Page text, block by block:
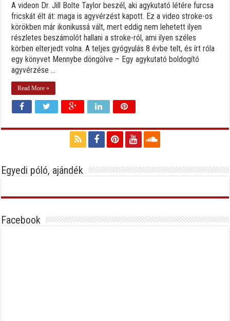
A videon Dr. Jill Bolte Taylor beszél, aki agykutató létére furcsa
fricskát élt át: maga is agyvérzést kapott. Ez a video stroke-os
körökben már ikonikussá vált, mert eddig nem lehetett ilyen
részletes beszámolót hallani a stroke-ról, ami ilyen széles
körben elterjedt volna. A teljes gyógyulás 8 évbe telt, és írt róla
egy könyvet Mennybe döngölve – Egy agykutató boldogító
agyvérzése ...
Read More »
Egyedi póló, ajándék
Facebook